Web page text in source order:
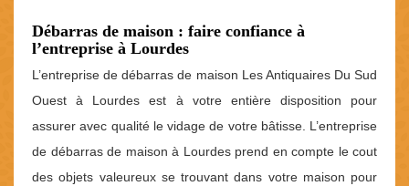
Débarras de maison : faire confiance à
l’entreprise à Lourdes
L’entreprise de débarras de maison Les Antiquaires Du Sud
Ouest à Lourdes est à votre entière disposition pour
assurer avec qualité le vidage de votre bâtisse. L’entreprise
de débarras de maison à Lourdes prend en compte le cout
des objets valeureux se trouvant dans votre maison pour